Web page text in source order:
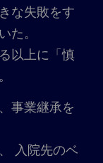
な失敗をす
た。
以上に「慎
事業継承を
入院先のベ